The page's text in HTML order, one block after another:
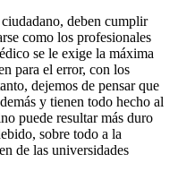
deben cumplir
como los profesionales
se le exige la máxima
para el error, con los
dejemos de pensar que
y tienen todo hecho al
puede resultar más duro
sobre todo a la
de las universidades